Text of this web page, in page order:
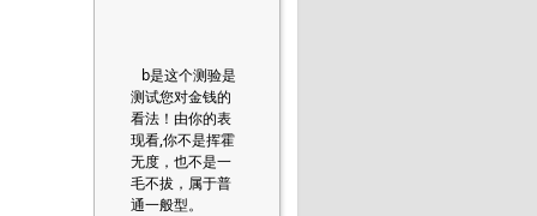
b是这个测验是
测试您对金钱的
看法！由你的表
现看,你不是挥霍
无度，也不是一
毛不拔，属于普
通一般型。